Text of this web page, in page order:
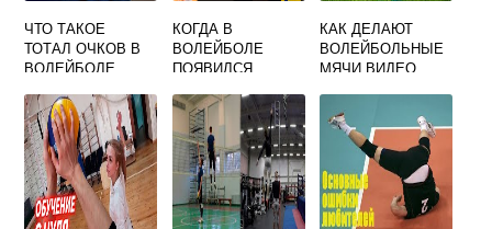
ЧТО ТАКОЕ
ТОТАЛ ОЧКОВ В
ВОЛЕЙБОЛЕ
КОГДА В
ВОЛЕЙБОЛЕ
ПОЯВИЛСЯ
КАК ДЕЛАЮТ
ВОЛЕЙБОЛЬНЫЕ
МЯЧИ ВИДЕО